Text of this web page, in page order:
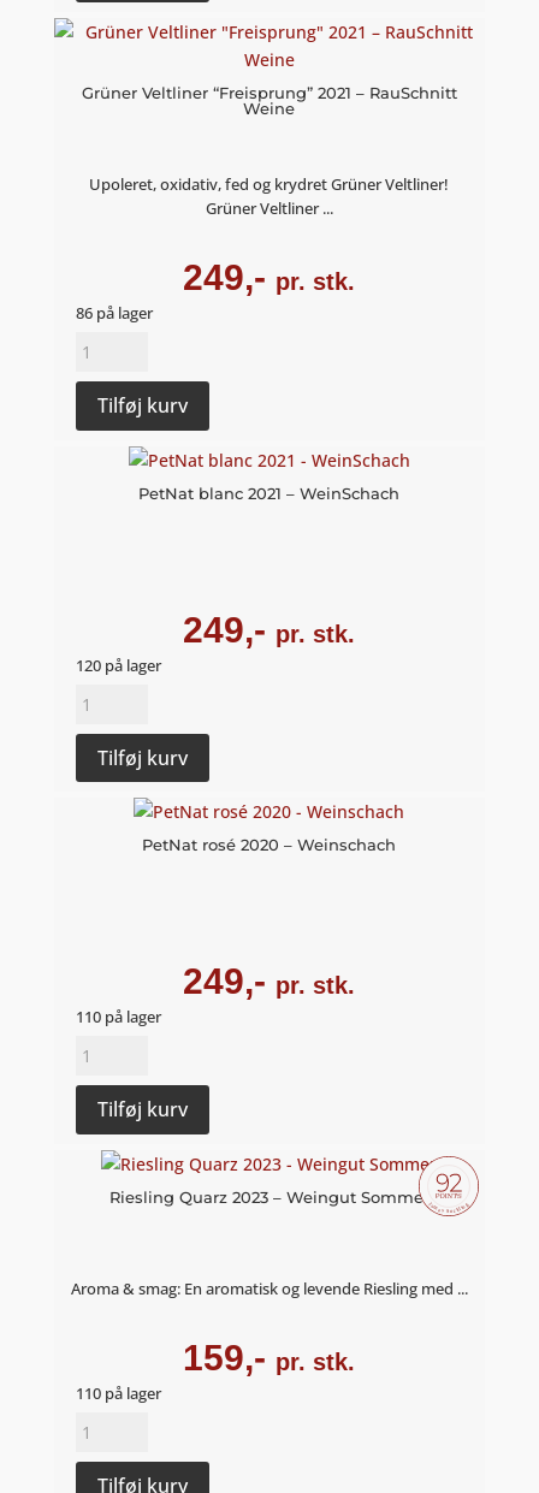
Col
Venti
Grüner Veltliner “Freisprung” 2021 – RauSchnitt
Weine
Upoleret, oxidativ, fed og krydret Grüner Veltliner!
Grüner Veltliner ...
249,- pr. stk.
86 på lager
Grüner
"Freisprung"
2021
RauSchnitt
Tilføj kurv
PetNat blanc 2021 – WeinSchach
249,- pr. stk.
120 på lager
PetNat
2021
-
WeinSchach
Tilføj kurv
PetNat rosé 2020 – Weinschach
249,- pr. stk.
110 på lager
PetNat
2020
-
Weinschach
antal
Tilføj kurv
Riesling Quarz 2023 – Weingut Sommer
Aroma & smag: En aromatisk og levende Riesling med ...
159,- pr. stk.
110 på lager
Riesling
2023Tilføj kurv